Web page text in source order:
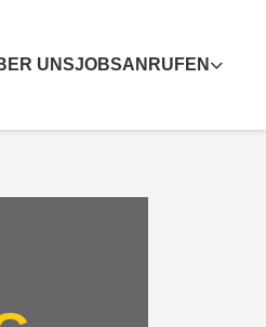
UNSJOBSANRUFEN